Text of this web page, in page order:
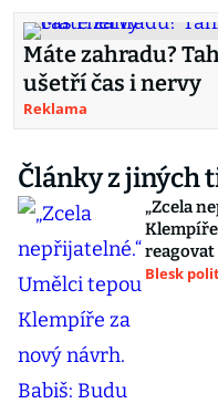
Máte zahradu?
ušetří čas i nervy
Reklama
Články z jiných
„Zcela
Klempíře
reagovat
Blesk